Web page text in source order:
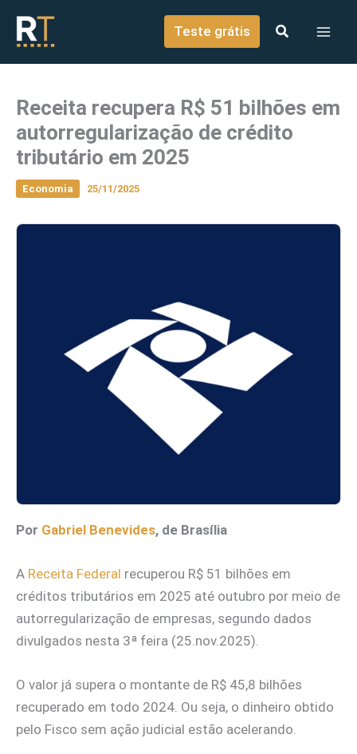
conteúdo
Teste grátis
Receita recupera R$ 51 bilhões em
autorregularização de crédito
tributário em 2025
Economia 25/11/2025
Por Gabriel Benevides, de Brasília
A Receita Federal recuperou R$ 51 bilhões em
créditos tributários em 2025 até outubro por meio de
autorregularização de empresas, segundo dados
divulgados nesta 3ª feira (25.nov.2025).
O valor já supera o montante de R$ 45,8 bilhões
recuperado em todo 2024. Ou seja, o dinheiro obtido
pelo Fisco sem ação judicial estão acelerando.